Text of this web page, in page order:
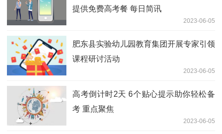
提供免费高考餐 每日简讯
2023-06-05
肥东县实验幼儿园教育集团开展专家引领
课程研讨活动
2023-06-05
高考倒计时2天 6个贴心提示助你轻松备
考 重点聚焦
2023-06-05